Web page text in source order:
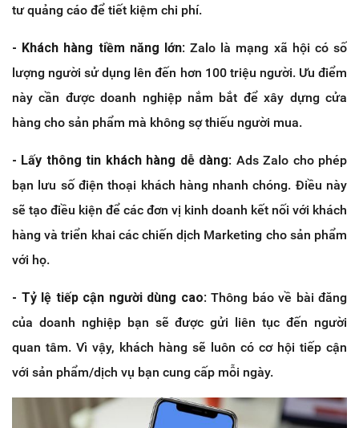
tư quảng cáo để tiết kiệm chi phí.
- Khách hàng tiềm năng lớn: Zalo là mạng xã hội có số
lượng người sử dụng lên đến hơn 100 triệu người. Ưu điểm
này cần được doanh nghiệp nắm bắt để xây dựng cửa
hàng cho sản phẩm mà không sợ thiếu người mua.
- Lấy thông tin khách hàng dễ dàng: Ads Zalo cho phép
bạn lưu số điện thoại khách hàng nhanh chóng. Điều này
sẽ tạo điều kiện để các đơn vị kinh doanh kết nối với khách
hàng và triển khai các chiến dịch Marketing cho sản phẩm
với họ.
- Tỷ lệ tiếp cận người dùng cao: Thông báo về bài đăng
của doanh nghiệp bạn sẽ được gửi liên tục đến người
quan tâm. Vì vậy, khách hàng sẽ luôn có cơ hội tiếp cận
với sản phẩm/dịch vụ bạn cung cấp mỗi ngày.